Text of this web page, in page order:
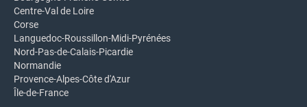
Centre-Val de Loire
Corse
Languedoc-Roussillon-Midi-Pyrénées
Nord-Pas-de-Calais-Picardie
Normandie
Provence-Alpes-Côte d'Azur
Île-de-France